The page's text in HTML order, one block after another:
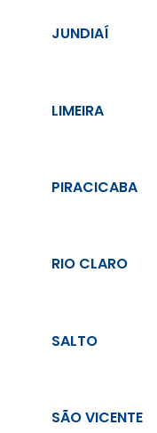
JUNDIAÍ
LIMEIRA
PIRACICABA
RIO CLARO
SALTO
SÃO VICENTE